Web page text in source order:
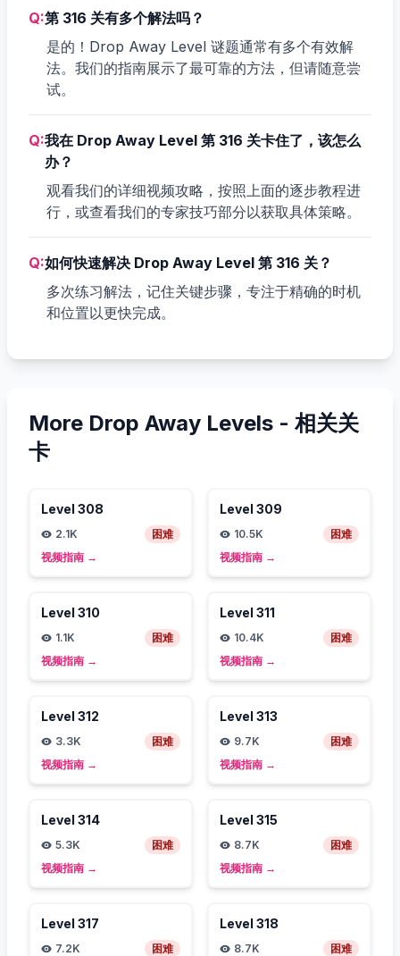
Q:第 316 关有多个解法吗？
是的！Drop Away Level 谜题通常有多个有效解
法。我们的指南展示了最可靠的方法，但请随意尝
试。
Q:我在 Drop Away Level 第 316 关卡住了，该怎么
办？
观看我们的详细视频攻略，按照上面的逐步教程进
行，或查看我们的专家技巧部分以获取具体策略。
Q:如何快速解决 Drop Away Level 第 316 关？
多次练习解法，记住关键步骤，专注于精确的时机
和位置以更快完成。
More Drop Away Levels - 相关关
卡
Level 308
2.1K
困难
视频指南 →
Level 309
10.5K
困难
视频指南 →
Level 310
1.1K
困难
视频指南 →
Level 311
10.4K
困难
视频指南 →
Level 312
3.3K
困难
视频指南 →
Level 313
9.7K
困难
视频指南 →
Level 314
5.3K
困难
视频指南 →
Level 315
8.7K
困难
视频指南 →
Level 317
7.2K
困难
Level 318
8.7K
困难